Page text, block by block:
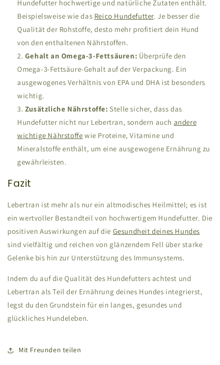
Hundefutter hochwertige und natürliche Zutaten enthält.
Beispielsweise wie das Reico Hundefutter. Je besser die
Qualität der Rohstoffe, desto mehr profitiert dein Hund
von den enthaltenen Nährstoffen.
Gehalt an Omega-3-Fettsäuren: Überprüfe den
Omega-3-Fettsäure-Gehalt auf der Verpackung. Ein
ausgewogenes Verhältnis von EPA und DHA ist besonders
wichtig.
Zusätzliche Nährstoffe: Stelle sicher, dass das
Hundefutter nicht nur Lebertran, sondern auch andere
wichtige Nährstoffe wie Proteine, Vitamine und
Mineralstoffe enthält, um eine ausgewogene Ernährung zu
gewährleisten.
Fazit
Lebertran ist mehr als nur ein altmodisches Heilmittel; es ist
ein wertvoller Bestandteil von hochwertigem Hundefutter. Die
positiven Auswirkungen auf die Gesundheit deines Hundes
sind vielfältig und reichen von glänzendem Fell über starke
Gelenke bis hin zur Unterstützung des Immunsystems.
Indem du auf die Qualität des Hundefutters achtest und
Lebertran als Teil der Ernährung deines Hundes integrierst,
legst du den Grundstein für ein langes, gesundes und
glückliches Hundeleben.
Mit Freunden teilen